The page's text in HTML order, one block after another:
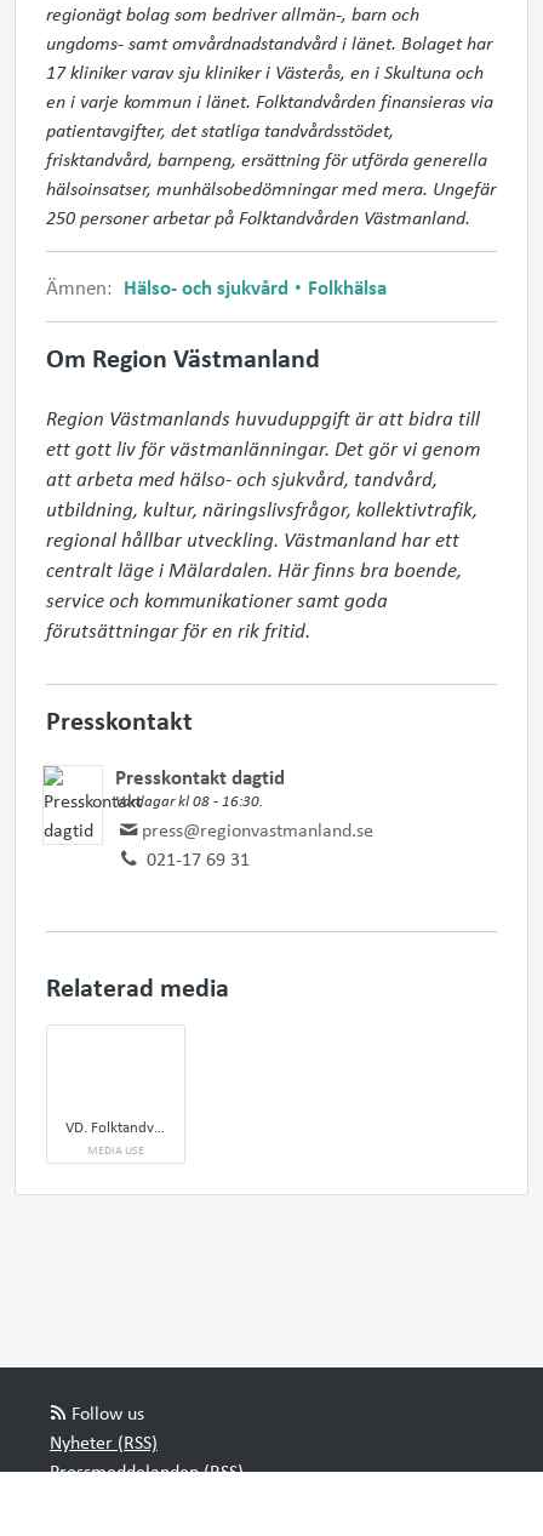
regionägt bolag som bedriver allmän-, barn och
ungdoms- samt omvårdnadstandvård i länet. Bolaget har
17 kliniker varav sju kliniker i Västerås, en i Skultuna och
en i varje kommun i länet. Folktandvården finansieras via
patientavgifter, det statliga tandvårdsstödet,
frisktandvård, barnpeng, ersättning för utförda generella
hälsoinsatser, munhälsobedömningar med mera. Ungefär
250 personer arbetar på Folktandvården Västmanland.
Ämnen: Hälso- och sjukvård Folkhälsa
Om Region Västmanland
Region Västmanlands huvuduppgift är att bidra till
ett gott liv för västmanlänningar. Det gör vi genom
att arbeta med hälso- och sjukvård, tandvård,
utbildning, kultur, näringslivsfrågor, kollektivtrafik,
regional hållbar utveckling. Västmanland har ett
centralt läge i Mälardalen. Här finns bra boende,
service och kommunikationer samt goda
förutsättningar för en rik fritid.
Presskontakt
Presskontakt dagtid
Vardagar kl 08 - 16:30.
press@regionvastmanland.se
021-17 69 31
Relaterad media
VD. Folktandvården Västmanland AB
MEDIA USE
Follow us
Nyheter (RSS)
Pressmeddelanden (RSS)